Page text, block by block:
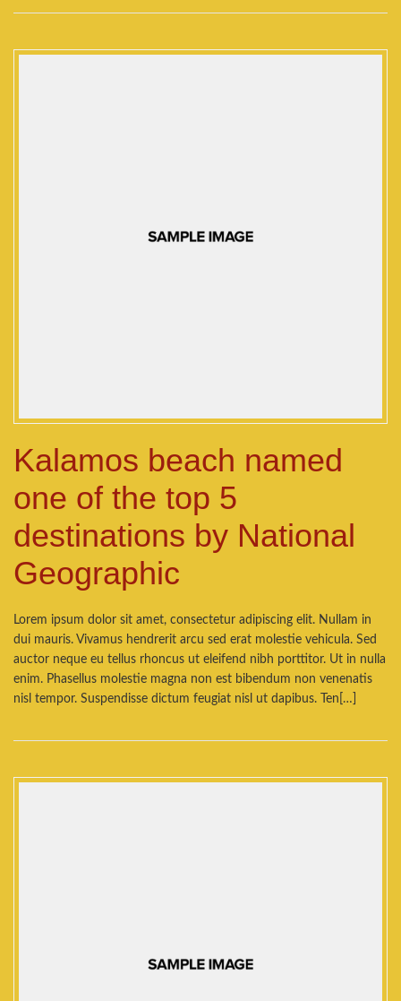
Kalamos beach named
one of the top 5
destinations by National
Geographic
Lorem ipsum dolor sit amet, consectetur adipiscing elit. Nullam in
dui mauris. Vivamus hendrerit arcu sed erat molestie vehicula. Sed
auctor neque eu tellus rhoncus ut eleifend nibh porttitor. Ut in nulla
enim. Phasellus molestie magna non est bibendum non venenatis
nisl tempor. Suspendisse dictum feugiat nisl ut dapibus. Ten[…]